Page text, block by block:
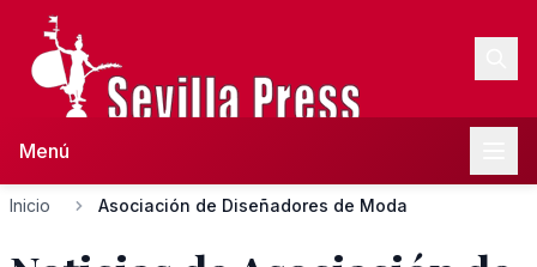
Menú
Inicio Asociación de Diseñadores de Moda